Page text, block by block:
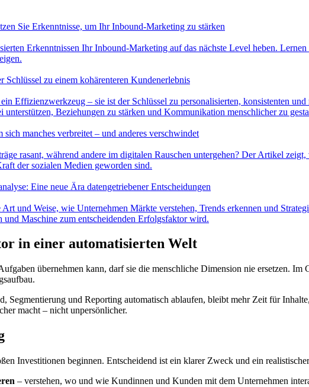
Sie Erkenntnisse, um Ihr Inbound-Marketing zu stärken
Erkenntnissen Ihr Inbound-Marketing auf das nächste Level heben.
zu einem kohärenteren Kundenerlebnis
Effizienzwerkzeug – sie ist der Schlüssel zu personalisierten, konsistenten
unterstützen, Beziehungen zu stärken und Kommunikation menschlicher zu
manches verbreitet – und anderes verschwindet
rasant, während andere im digitalen Rauschen untergehen? Der Artikel
der sozialen Medien geworden sind.
Eine neue Ära datengetriebener Entscheidungen
und Weise, wie Unternehmen Märkte verstehen, Trends erkennen und
Maschine zum entscheidenden Erfolgsfaktor wird.
in einer automatisierten Welt
übernehmen kann, darf sie die menschliche Dimension nie ersetzen.
Segmentierung und Reporting automatisch ablaufen, bleibt mehr Zeit für
macht – nicht unpersönlicher.
Investitionen beginnen. Entscheidend ist ein klarer Zweck und ein
– verstehen, wo und wie Kundinnen und Kunden mit dem Unternehmen